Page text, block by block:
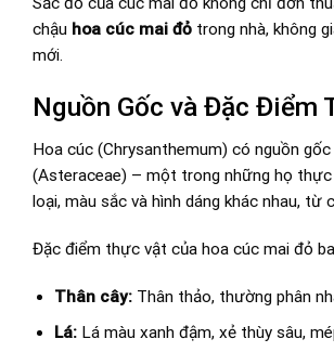
chậu hoa cúc mai đỏ trong nhà, không
mới.
Nguồn Gốc và Đặc Điểm
Hoa cúc (Chrysanthemum) có nguồn
(Asteraceae) – một trong những họ thực
loại, màu sắc và hình dáng khác nhau,
Đặc điểm thực vật của hoa cúc mai đỏ
Thân cây:Thân thảo, thường phân
Lá:Lá màu xanh đậm, xẻ thùy sâu,